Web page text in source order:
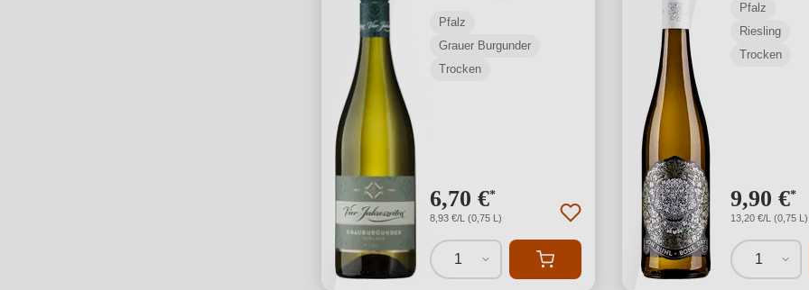
Pfalz
Grauer Burgunder
Trocken
6,70 €*
8,93 €/L (0,75 L)
1
Pfalz
Riesling
Trocken
9,90 €*
13,20 €/L (0,75 L)
1